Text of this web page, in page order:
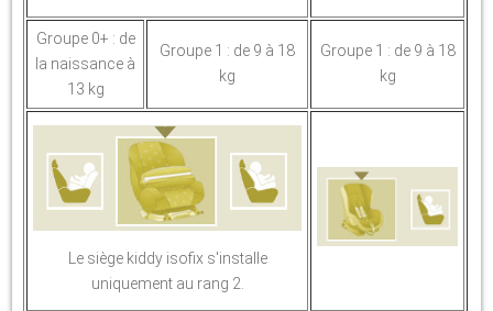
Groupe 0+ : de
la naissance à
13 kg
Groupe 1 : de 9 à 18
kg
Groupe 1 : de 9 à 18
kg
Le siège kiddy isofix s'installe
uniquement au rang 2.